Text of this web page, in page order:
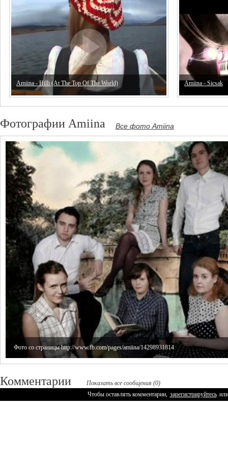
Amiina - Hilli (At The Top Of The World) Amiina - Sicsak
Фотографии Amiina Все фото Amiina
Фото со страницы http://www.fb.com/pages/amiina/14298931814
Комментарии
Показать все сообщения (0)
Чтобы оставлять комментарии, зарегистрируйтесь или